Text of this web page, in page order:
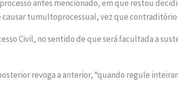
antes mencionado, em que restou
tumultoprocessual, vez que contraditório
Civil, no sentido de que será facultada a
revoga a anterior, “quando regule